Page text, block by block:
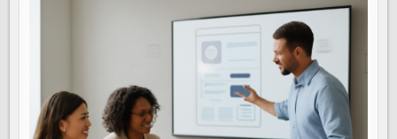
ZU
DATENSCHUTZ,
KUNDENTRUST
UND
INTEGRER
DATENVERARBEITUNG